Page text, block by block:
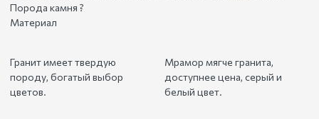
Порода камня ?
Материал
Гранит имеет твердую
породу, богатый выбор
цветов.
Мрамор мягче гранита,
доступнее цена, серый и
белый цвет.